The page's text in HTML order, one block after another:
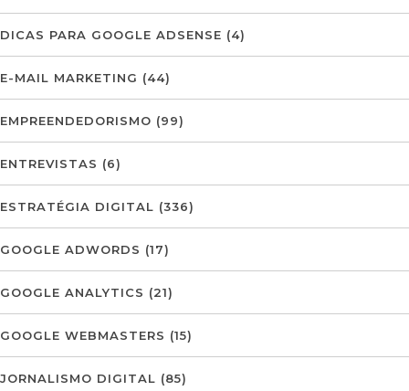
DICAS PARA GOOGLE ADSENSE (4)
E-MAIL MARKETING (44)
EMPREENDEDORISMO (99)
ENTREVISTAS (6)
ESTRATÉGIA DIGITAL (336)
GOOGLE ADWORDS (17)
GOOGLE ANALYTICS (21)
GOOGLE WEBMASTERS (15)
JORNALISMO DIGITAL (85)